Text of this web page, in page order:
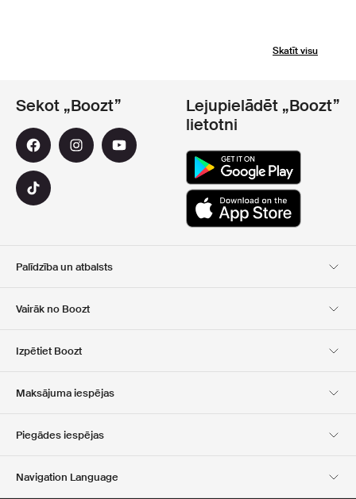
Skatīt visu
Palīdzība un atbalsts
Vairāk no Boozt
Club Boozt
Izpētiet Boozt
Preses un balvas
Sekot „Boozt”
Lejupielādēt „Boozt”
lietotni
Maksājuma iespējas
Piegādes iespējas
Navigation Language